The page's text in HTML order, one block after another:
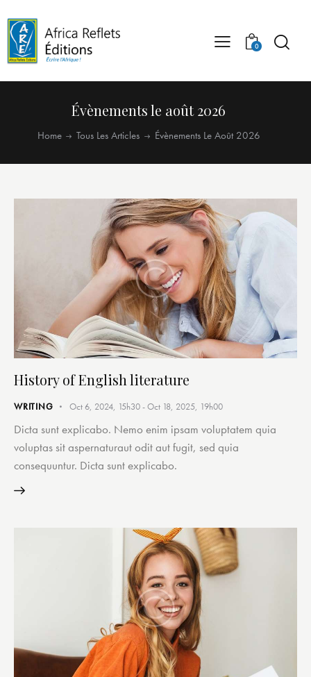
0
Évènements le août 2026
Home Tous Les Articles Évènements Le Août 2026
History of English literature
WRITING Oct 6, 2024, 15h30-Oct 18, 2025, 19h00
Dicta sunt explicabo. Nemo enim ipsam voluptatem quia
voluptas sit aspernaturaut odit aut fugit, sed quia
consequuntur. Dicta sunt explicabo.